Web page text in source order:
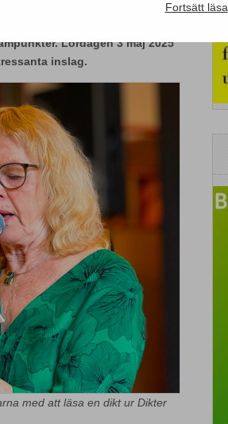
dagar då Harry Martinson-
Lördagen 3 maj 2025
inslag.
med att läsa en dikt ur Dikter
Fortsätt läsa